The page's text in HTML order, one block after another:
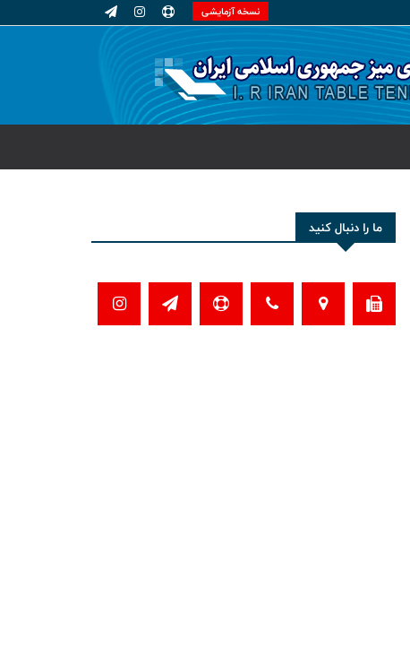
نسخه آزمایشی
ما را دنبال کنید